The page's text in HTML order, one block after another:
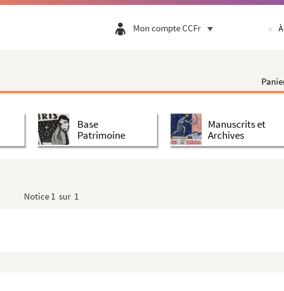
Mon compte CCFr
Base
Patrimoine
Manuscrits et
Archives
Notice 1 sur 1